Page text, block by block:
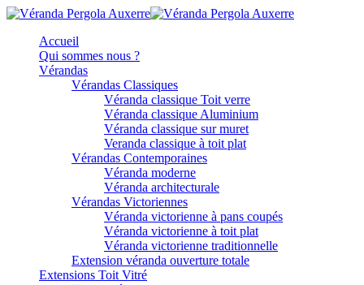
Accueil
Qui sommes nous ?
Vérandas
Vérandas Classiques
Véranda classique Toit verre
Véranda classique Aluminium
Véranda classique sur muret
Veranda classique à toit plat
Vérandas Contemporaines
Véranda moderne
Véranda architecturale
Vérandas Victoriennes
Véranda victorienne à pans coupés
Véranda victorienne à toit plat
Véranda victorienne traditionnelle
Extension véranda ouverture totale
Extensions Toit Vitré